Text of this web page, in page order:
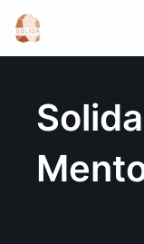
Ga
inhoud
Solida